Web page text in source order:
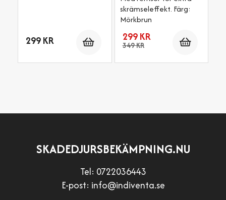
299 KR
skrämseleffekt. Färg:
Mörkbrun
299 KR
349 KR
SKADEDJURSBEKÄMPNING.NU
Tel: 0722036443
E-post: info@indiventa.se